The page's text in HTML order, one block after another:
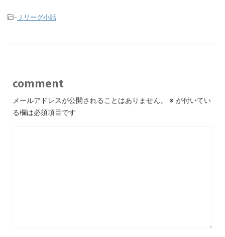
- Ｊリーグ小話
comment
メールアドレスが公開されることはありません。 ※ が付いてい
る欄は必須項目です